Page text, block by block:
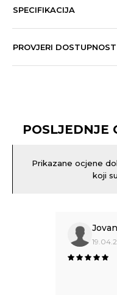
SPECIFIKACIJA
PROVJERI
POSLJEDNJE
Prikazane ocjene
koji